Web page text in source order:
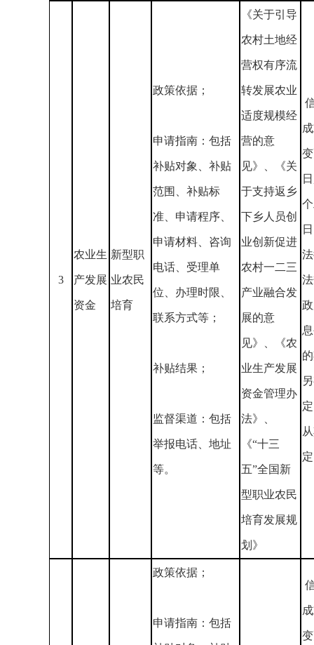
3
农业生
产发展
资金
新型职
业农民
培育
政策依据；
申请指南：包括
补贴对象、补贴
范围、补贴标
准、申请程序、
申请材料、咨询
电话、受理单
位、办理时限、
联系方式等；
补贴结果；
监督渠道：包括
举报电话、地址
等。
《关于引导
农村土地经
营权有序流
转发展农业
适度规模经
营的意
见》、《关
于支持返乡
下乡人员创
业创新促进
农村一二三
产业融合发
展的意
见》、《农
业生产发展
资金管理办
法》、
《“十三
五”全国新
型职业农民
培育发展规
划》
政策依据；
申请指南：包括